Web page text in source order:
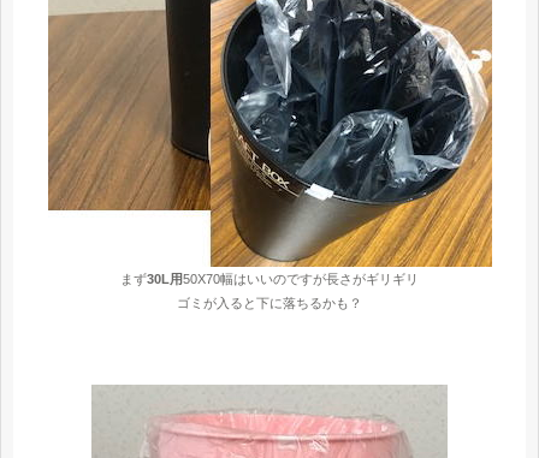
まず30L用50X70幅はいいのですが長さがギリギリ
ゴミが入ると下に落ちるかも？